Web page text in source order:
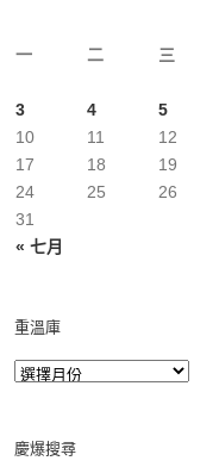
一
二 三
« 七月
3
4 5
10
11 12
17
18 19
24
25 26
31
重溫庫
慶爆搜尋